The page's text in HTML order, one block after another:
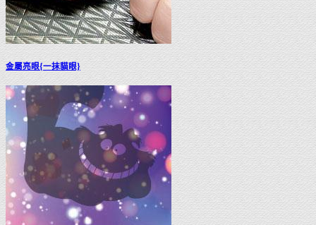
金屬亮眼{一抹貓眼}